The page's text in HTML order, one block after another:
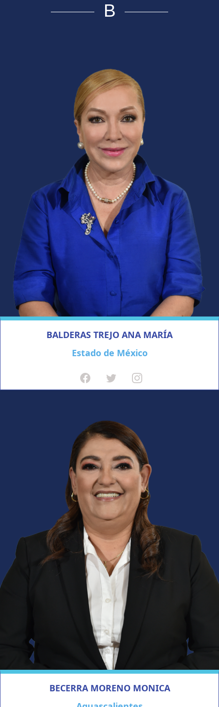
B
BALDERAS TREJO ANA MARÍA
Estado de México
BECERRA MORENO MONICA